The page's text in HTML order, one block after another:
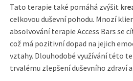
Tato terapie také pomáhá zvýšit
celkovou duševní pohodu. Mnozí
absolvování terapie Access Bars se
což má pozitivní dopad na jejich
vztahy. Dlouhodobé využívání této
trvalému zlepšení duševního zdraví